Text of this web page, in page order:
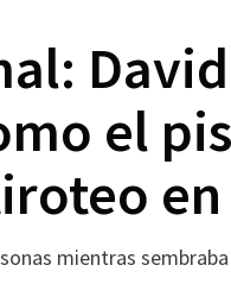
el
en
mientras